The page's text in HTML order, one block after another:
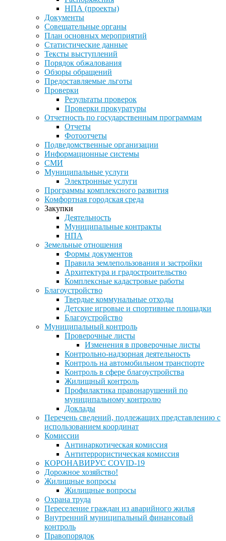
НПА (проекты)
Документы
Совещательные органы
План основных мероприятий
Статистические данные
Тексты выступлений
Порядок обжалования
Обзоры обращений
Предоставляемые льготы
Проверки
Результаты проверок
Проверки прокуратуры
Отчетность по государственным программам
Отчеты
Фотоотчеты
Подведомственные организации
Информационные системы
СМИ
Муниципальные услуги
Электронные услуги
Программы комплексного развития
Комфортная городская среда
Закупки
Деятельность
Муниципальные контракты
НПА
Земельные отношения
Формы документов
Правила землепользования и застройки
Архитектура и градостроительство
Комплексные кадастровые работы
Благоустройство
Твердые коммунальные отходы
Детские игровые и спортивные площадки
Благоустройство
Муниципальный контроль
Проверочные листы
Изменения в проверочные листы
Контрольно-надзорная деятельность
Контроль на автомобильном транспорте
Контроль в сфере благоустройства
Жилищный контроль
Профилактика правонарушений по
муниципальному контролю
Доклады
Перечень сведений, подлежащих представлению с
использованием координат
Комиссии
Антинаркотическая комиссия
Антитеррористическая комиссия
КОРОНАВИРУС COVID-19
Дорожное хозяйство!
Жилищные вопросы
Жилищные вопросы
Охрана труда
Переселение граждан из аварийного жилья
Внутренний муниципальный финансовый
контроль
Правопорядок